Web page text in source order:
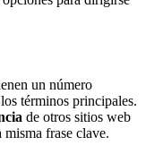
un número
términos principales.
de otros sitios web
misma frase clave.